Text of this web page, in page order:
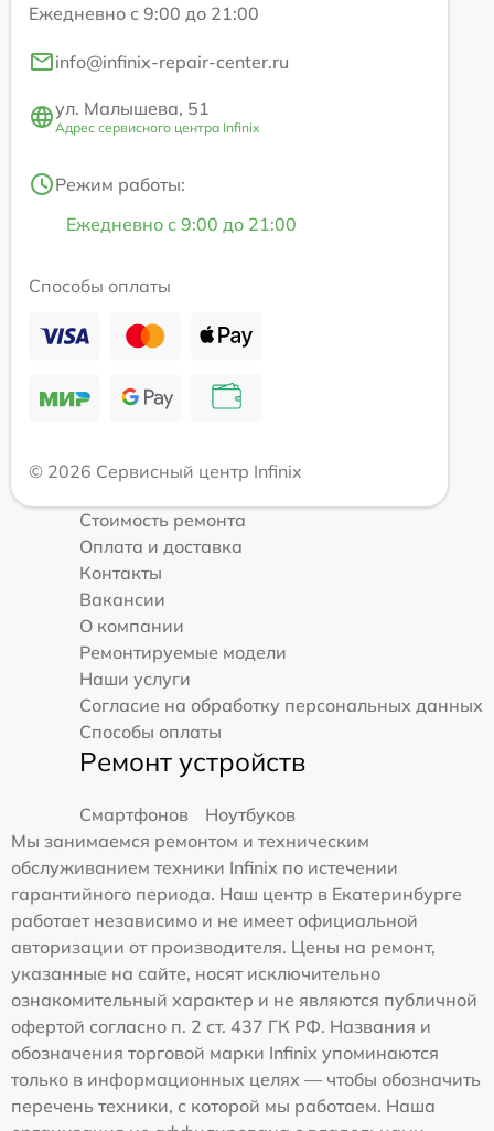
Ежедневно с 9:00 до 21:00
info@infinix-repair-center.ru
ул. Малышева, 51
Адрес сервисного центра Infinix
Режим работы:
Ежедневно с 9:00 до 21:00
Способы оплаты
© 2026 Сервисный центр Infinix
Стоимость ремонта
Оплата и доставка
Контакты
Вакансии
О компании
Ремонтируемые модели
Наши услуги
Согласие на обработку персональных данных
Способы оплаты
Ремонт устройств
Смартфонов
Ноутбуков
Мы занимаемся ремонтом и техническим
обслуживанием техники Infinix по истечении
гарантийного периода. Наш центр в Екатеринбурге
работает независимо и не имеет официальной
авторизации от производителя. Цены на ремонт,
указанные на сайте, носят исключительно
ознакомительный характер и не являются публичной
офертой согласно п. 2 ст. 437 ГК РФ. Названия и
обозначения торговой марки Infinix упоминаются
только в информационных целях — чтобы обозначить
перечень техники, с которой мы работаем. Наша